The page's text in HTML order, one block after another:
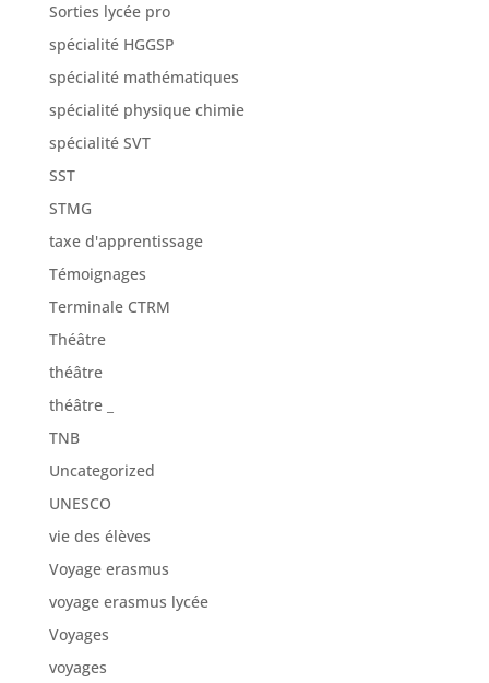
Sorties lycée pro
spécialité HGGSP
spécialité mathématiques
spécialité physique chimie
spécialité SVT
SST
STMG
taxe d'apprentissage
Témoignages
Terminale CTRM
Théâtre
théâtre
théâtre _
TNB
Uncategorized
UNESCO
vie des élèves
Voyage erasmus
voyage erasmus lycée
Voyages
voyages